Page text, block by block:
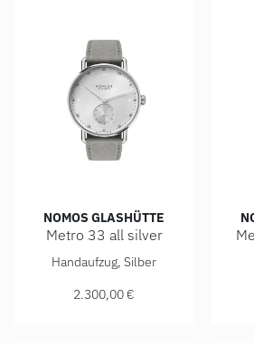
NOMOS GLASHÜTTE
Metro 33 all silver
NOMOS Glashütte Metro 33 all
Handaufzug, Silber
2.300,00 €